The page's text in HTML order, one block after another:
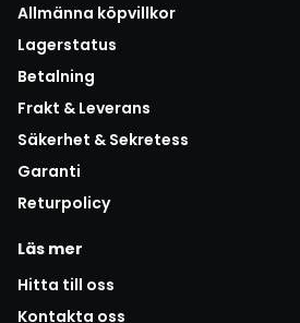
Allmänna köpvillkor
Lagerstatus
Betalning
Frakt & Leverans
Säkerhet & Sekretess
Garanti
Returpolicy
Läs mer
Hitta till oss
Kontakta oss